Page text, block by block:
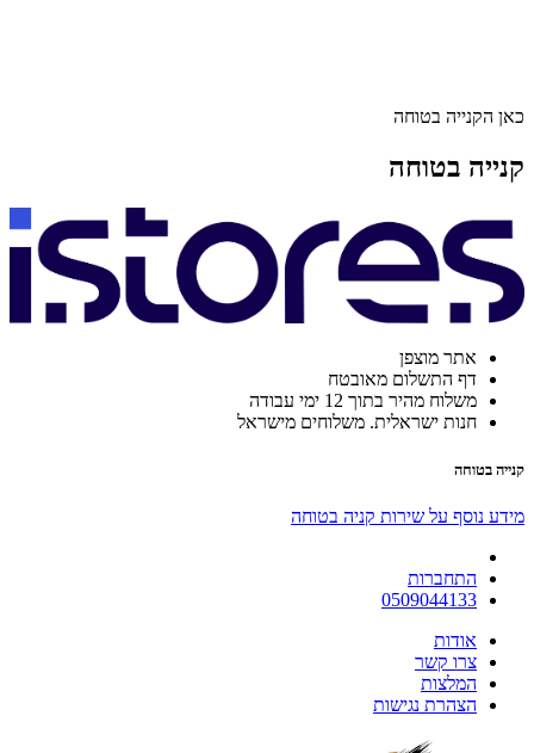
כאן הקנייה בטוחה
קנייה בטוחה
אתר מוצפן
דף התשלום מאובטח
משלוח מהיר בתוך 12 ימי עבודה
חנות ישראלית. משלוחים מישראל
קנייה בטוחה
מידע נוסף על שירות קניה בטוחה
התחברות
0509044133
אודות
צרו קשר
המלצות
הצהרת נגישות